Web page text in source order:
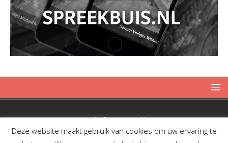
Copyright © 2019 Spreekbuis
Deze website maakt gebruik van cookies om uw ervaring te